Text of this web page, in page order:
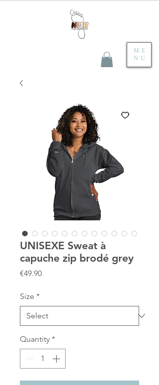
ME
NU
UNISEXE Sweat à
capuche zip brodé grey
€49.90Price
Size *
Quantity *